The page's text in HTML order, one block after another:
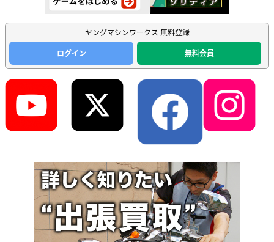
ヤングマシンワークス 無料登録
ログイン
無料会員